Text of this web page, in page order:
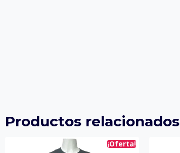
Productos relacionados
¡Oferta!